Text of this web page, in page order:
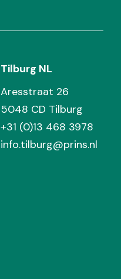
Tilburg NL
Aresstraat 26
5048 CD Tilburg
+31 (0)13 468 3978
info.tilburg@prins.nl